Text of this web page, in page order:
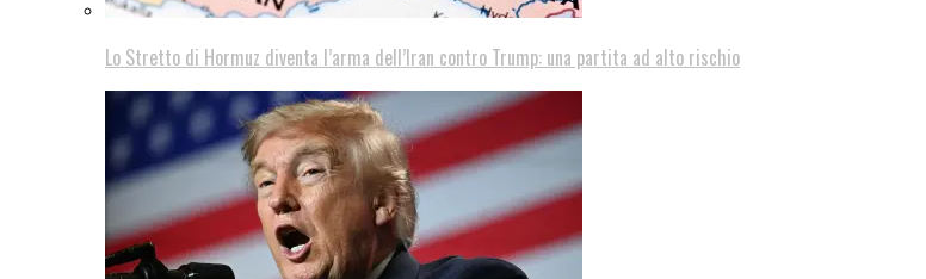
Lo Stretto di Hormuz diventa l’arma dell’Iran contro Trump: una partita ad alto rischio